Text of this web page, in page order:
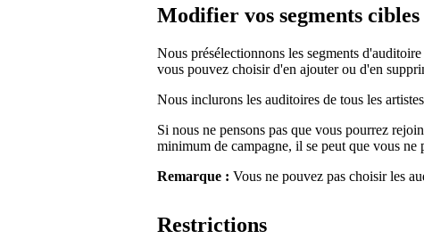
Modifier vos segments cibles
Nous présélectionnons les segments
vous pouvez choisir d'en ajouter ou d'en
Nous inclurons les auditoires de tous les
Si nous ne pensons pas que vous pourrez
minimum de campagne, il se peut que vous ne
Remarque : Vous ne pouvez pas choisir les
Restrictions